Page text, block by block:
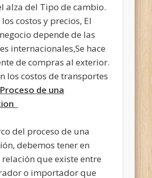
alza del Tipo de cambio.
costos y precios, El
depende de las
internacionales,Se hace
de compras al exterior.
los costos de transportes
Proceso de una
del proceso de una
debemos tener en
que existe entre
o importador que